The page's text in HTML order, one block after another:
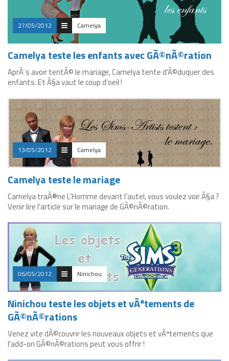
27/05/2012 Camelya
Camelya teste les enfants avec GÃ©nÃ©ration
AprÃ¨s avoir tentÃ© le mariage, Camelya tente d'Ã©duquer des
enfants. Et Ã§a vaut le coup d'oeil !
13/05/2012 Camelya
Camelya teste le mariage
Camelya traÃ®ne L'Homme devant l'autel, vous voulez voir Ã§a ?
Venir lire l'article sur le mariage de GÃ©nÃ©ration.
06/05/2012 Ninichou
Ninichou teste les objets et vÃªtements de
GÃ©nÃ©rations
Venez vite dÃ©couvrir les nouveaux objets et vÃªtements que
l'add-on GÃ©nÃ©rations peut vous offrir !